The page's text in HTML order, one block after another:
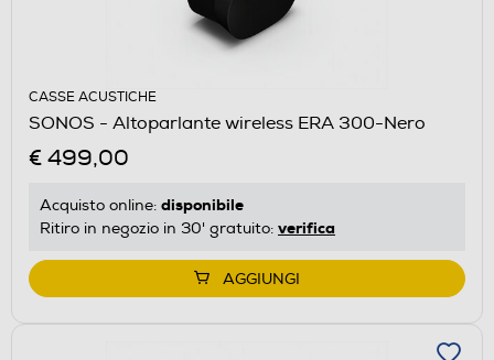
CASSE ACUSTICHE
SONOS - Altoparlante wireless ERA 300-Nero
€ 499,00
Acquisto online: disponibile
Ritiro in negozio in 30' gratuito: verifica
AGGIUNGI